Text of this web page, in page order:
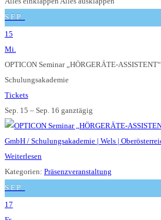
SEP.
15
Mi.
OPTICON Seminar „HÖRGERÄTE-ASSISTENT“
Schulungsakademie
Tickets
Sep. 15 – Sep. 16 ganztägig
Weiterlesen
Kategorien: Präsenzveranstaltung
SEP.
17